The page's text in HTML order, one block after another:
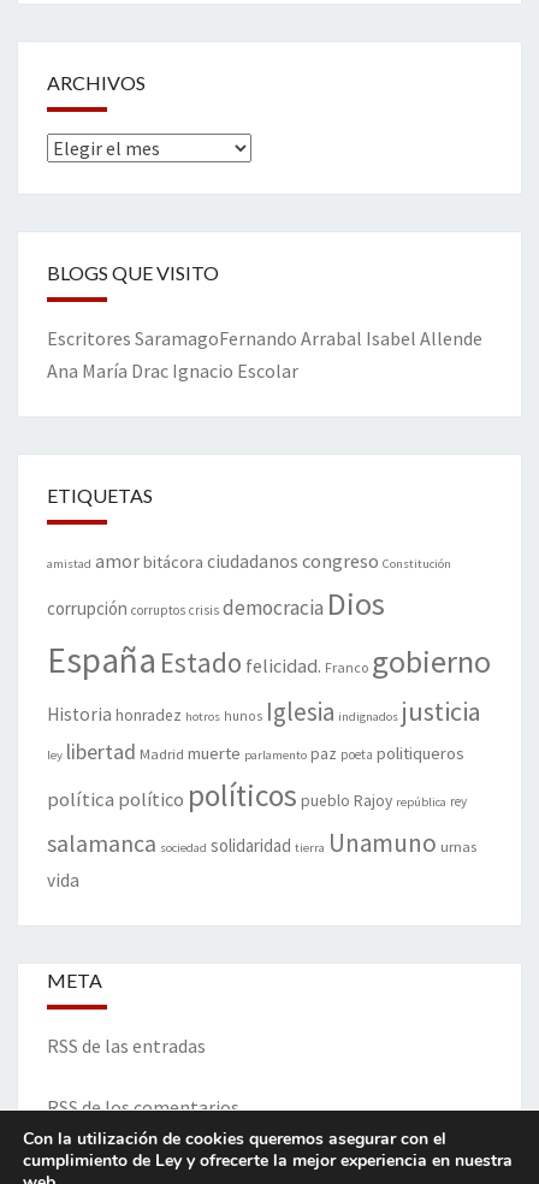
ARCHIVOS
Archivos
BLOGS QUE VISITO
Escritores SaramagoFernando Arrabal Isabel Allende
Ana María Drac Ignacio Escolar
ETIQUETAS
amistad amorbitácora ciudadanos congreso Constitución
corrupción corruptos crisis democracia Dios
España Estado felicidad. Franco gobierno
Historia honradez hotros hunos Iglesia indignados justicia
ley libertad Madrid muerte parlamento paz poeta politiqueros
política político políticos pueblo Rajoy república rey
salamanca sociedad solidaridad tierra Unamuno urnas
vida
META
RSS de las entradas
RSS de los comentarios
Con la utilización de cookies queremos asegurar con el
cumplimiento de Ley y ofrecerte la mejor experiencia en nuestra